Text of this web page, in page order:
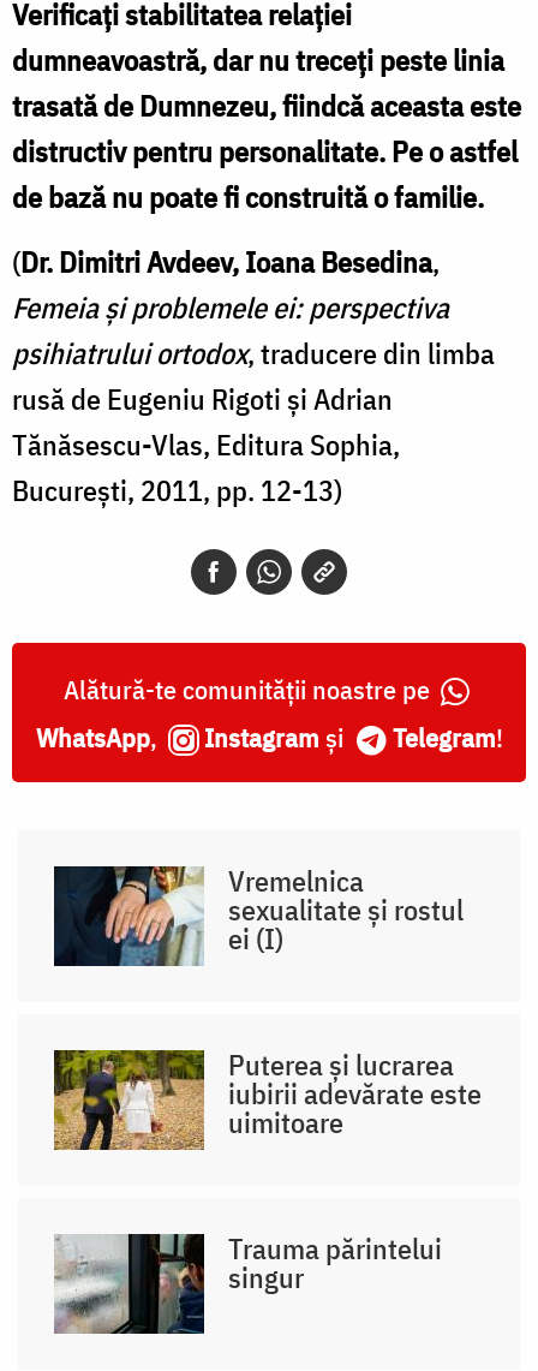
Verificaţi stabilitatea relaţiei
dumneavoastră, dar nu treceţi peste linia
trasată de Dumnezeu, fiindcă aceasta este
distructiv pentru personalitate. Pe o astfel
de bază nu poate fi construită o familie.
(Dr. Dimitri Avdeev, Ioana Besedina,
Femeia și problemele ei: perspectiva
psihiatrului ortodox, traducere din limba
rusă de Eugeniu Rigoti și Adrian
Tănăsescu-Vlas, Editura Sophia,
București, 2011, pp. 12-13)
Alătură-te comunității noastre pe
WhatsApp, Instagram și Telegram!
Vremelnica
sexualitate și rostul
ei (I)
Puterea și lucrarea
iubirii adevărate este
uimitoare
Trauma părintelui
singur